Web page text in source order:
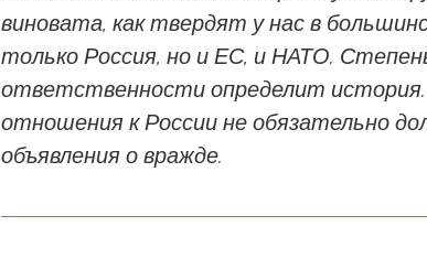
виновата, как твердят у нас в
только Россия, но и ЕС, и НАТО.
ответственности определит
отношения к России не обязательно
объявления о вражде.